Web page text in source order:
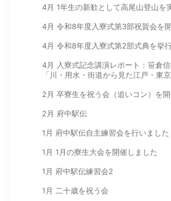
4月 1年生の新歓として高尾山登山を
4月 令和8年度入寮式第3部祝賀会を
4月 令和8年度入寮式第2部式典を挙
4月 入寮式記念講演レポート：笹倉信
「川・用水・街道から見た江戸・東京
2月 卒寮生を祝う会（追いコン）を
2月 府中駅伝
1月 府中駅伝自主練習会を行いました
1月 1月の寮生大会を開催しました
1月 府中駅伝練習会2
1月 二十歳を祝う会